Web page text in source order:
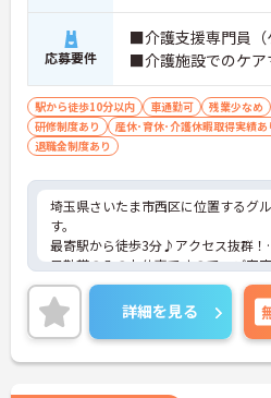
応募要件
■介護支援専門員（
■介護施設でのケア
駅から徒歩10分以内 車通勤可 残業少なめ
研修制度あり
産休･育休･介護休暇取得実績あ
退職金制度あり
埼玉県さいたま市西区に位置するグ
す。
最寄駅から徒歩3分♪アクセス抜群！
日勤帯のみのお仕事ですので、ご家
も働きやすい勤務時間でオススメで
ご興味をお持ちの方はお気軽にお問い
い。
詳細を見る